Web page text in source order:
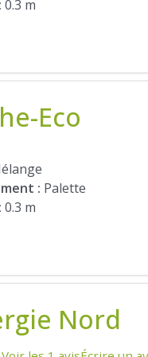
0.3 m
Eco
: Palette
0.3 m
Nord